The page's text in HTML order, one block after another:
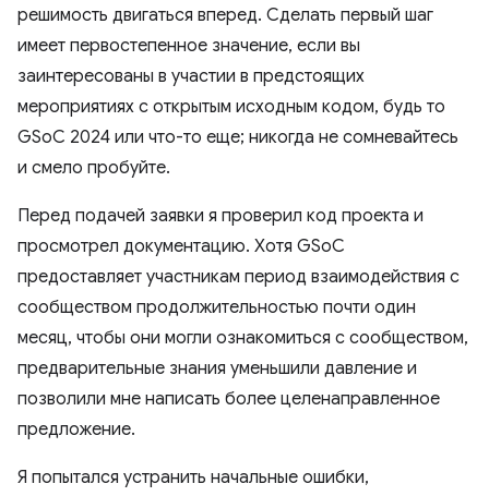
решимость двигаться вперед. Сделать первый шаг
имеет первостепенное значение, если вы
заинтересованы в участии в предстоящих
мероприятиях с открытым исходным кодом, будь то
GSoC 2024 или что-то еще; никогда не сомневайтесь
и смело пробуйте.
Перед подачей заявки я проверил код проекта и
просмотрел документацию. Хотя GSoC
предоставляет участникам период взаимодействия с
сообществом продолжительностью почти один
месяц, чтобы они могли ознакомиться с сообществом,
предварительные знания уменьшили давление и
позволили мне написать более целенаправленное
предложение.
Я попытался устранить начальные ошибки,